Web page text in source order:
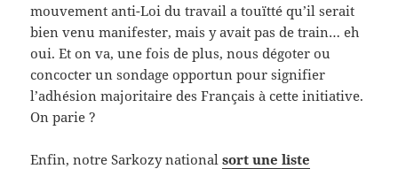
mouvement anti-Loi du travail a touïtté qu’il serait
bien venu manifester, mais y avait pas de train… eh
oui. Et on va, une fois de plus, nous dégoter ou
concocter un sondage opportun pour signifier
l’adhésion majoritaire des Français à cette initiative.
On parie ?
Enfin, notre Sarkozy nationalsort une liste